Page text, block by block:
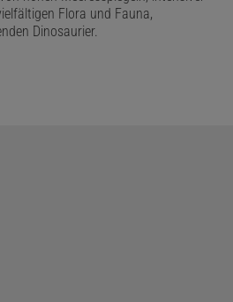
Flora und Fauna,
Dinosaurier.